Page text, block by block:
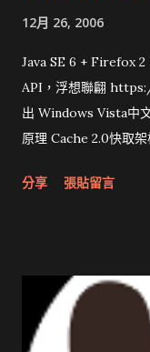
12月 26, 2006
Java SE 6 + Firefox
API，浮想聯翩
出 Windows Vista中
原理 Cache 2.0快取
圖治推動改革 Wait
分享 張貼留言